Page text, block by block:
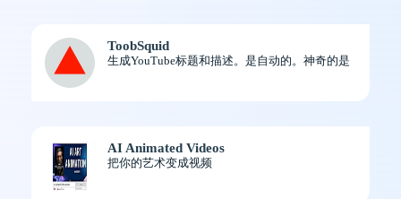
ToobSquid
生成YouTube标题和描述。是自动的。神奇的是
AI Animated Videos
把你的艺术变成视频